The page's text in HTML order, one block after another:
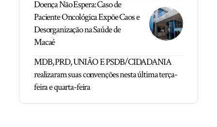
Doença Não Espera: Caso de
Paciente Oncológica Expõe Caos e
Desorganização na Saúde de
Macaé
MDB, PRD, UNIÃO E PSDB/CIDADANIA
realizaram suas convenções nesta última terça-
feira e quarta-feira